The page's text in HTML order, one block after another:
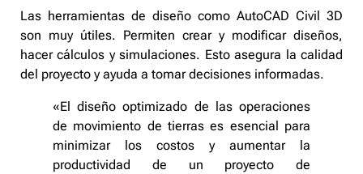
Las herramientas de diseño como AutoCAD Civil 3D
son muy útiles. Permiten crear y modificar diseños,
hacer cálculos y simulaciones. Esto asegura la calidad
del proyecto y ayuda a tomar decisiones informadas.
«El diseño optimizado de las operaciones
de movimiento de tierras es esencial para
minimizar los costos y aumentar la
productividad de un proyecto de